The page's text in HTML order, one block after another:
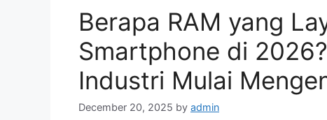
Berapa RAM yang
Smartphone di
Industri Mulai
December 20, 2025 by admin